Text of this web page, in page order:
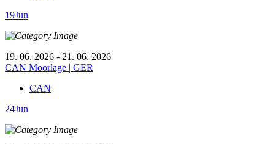
19Jun
19. 06. 2026 - 21. 06. 2026
CAN Moorlage | GER
CAN
24Jun